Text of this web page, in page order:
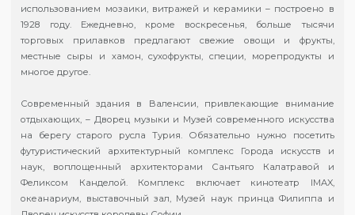
использованием мозаики, витражей и керамики – построено в
1928 году. Ежедневно, кроме воскресенья, больше тысячи
торговых прилавков предлагают свежие овощи и фрукты,
местные сыры и хамон, сухофрукты, специи, морепродукты и
многое другое.
Современный здания в Валенсии, привлекающие внимание
отдыхающих, – Дворец музыки и Музей современного искусства
на берегу старого русла Турия. Обязательно нужно посетить
футуристический архитектурный комплекс Города искусств и
наук, воплощенный архитекторами Сантьяго Калатравой и
Феликсом Канделой. Комплекс включает кинотеатр IMAX,
океанариум, выставочный зал, Музей наук принца Филиппа и